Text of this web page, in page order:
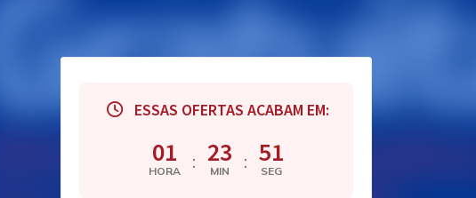
ESSAS OFERTAS ACABAM EM:
01
HORA : 23
MIN : 50
SEG